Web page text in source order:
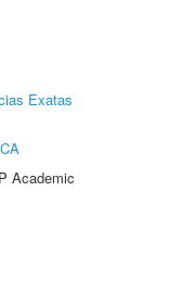
Exatas
Academic